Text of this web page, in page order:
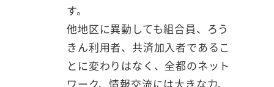
す。
他地区に異動しても組合員、ろう
きん利用者、共済加入者であるこ
とに変わりはなく、全都のネット
ワーク、情報交流には大きな力、